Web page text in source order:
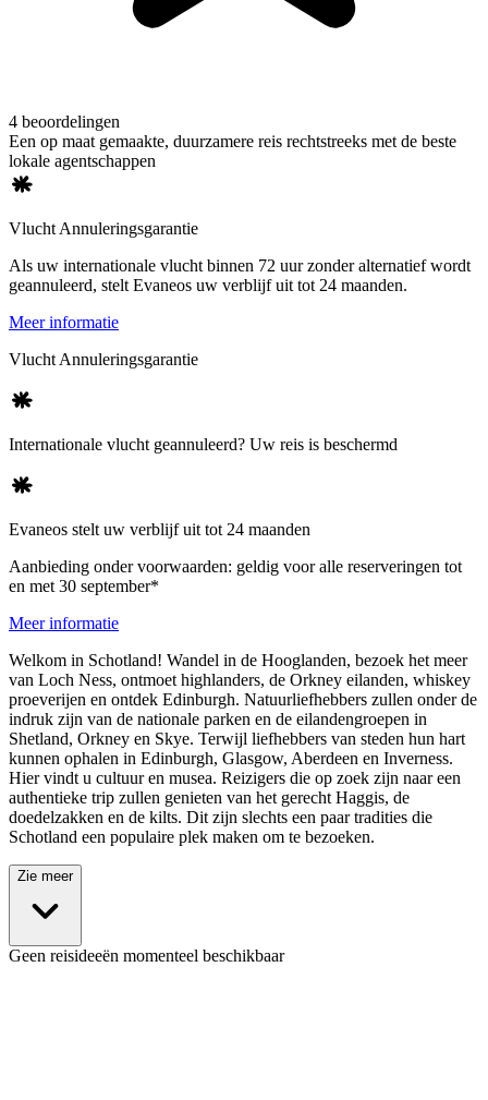
4 beoordelingen
Een op maat gemaakte, duurzamere reis rechtstreeks met de beste
lokale agentschappen
Vlucht Annuleringsgarantie
Als uw internationale vlucht binnen 72 uur zonder alternatief wordt
geannuleerd, stelt Evaneos uw verblijf uit tot 24 maanden.
Meer informatie
Vlucht Annuleringsgarantie
Internationale vlucht geannuleerd? Uw reis is beschermd
Evaneos stelt uw verblijf uit tot 24 maanden
Aanbieding onder voorwaarden: geldig voor alle reserveringen tot
en met 30 september*
Meer informatie
Welkom in Schotland! Wandel in de Hooglanden, bezoek het meer
van Loch Ness, ontmoet highlanders, de Orkney eilanden, whiskey
proeverijen en ontdek Edinburgh. Natuurliefhebbers zullen onder de
indruk zijn van de nationale parken en de eilandengroepen in
Shetland, Orkney en Skye. Terwijl liefhebbers van steden hun hart
kunnen ophalen in Edinburgh, Glasgow, Aberdeen en Inverness.
Hier vindt u cultuur en musea. Reizigers die op zoek zijn naar een
authentieke trip zullen genieten van het gerecht Haggis, de
doedelzakken en de kilts. Dit zijn slechts een paar tradities die
Schotland een populaire plek maken om te bezoeken.
Zie meer
Geen reisideeën momenteel beschikbaar